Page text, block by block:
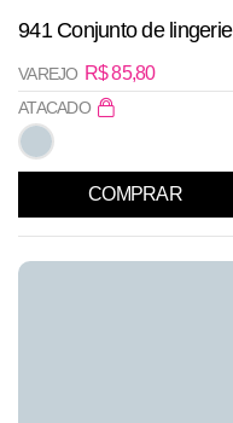
941 Conjunto de lingerie
R$85,80
VAREJO
ATACADO
COMPRAR